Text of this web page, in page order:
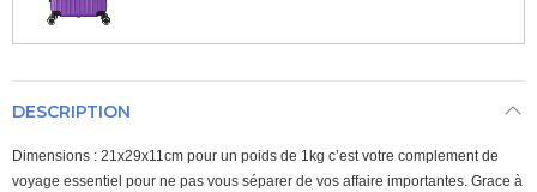
DESCRIPTION
Dimensions : 21x29x11cm pour un poids de 1kg c’est votre complement de
voyage essentiel pour ne pas vous séparer de vos affaire importantes. Grace à